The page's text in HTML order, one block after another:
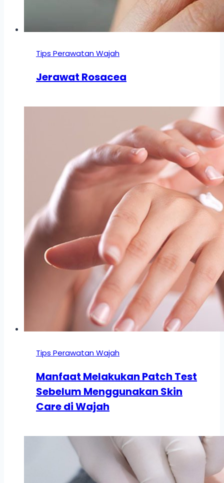
Tips Perawatan Wajah
Jerawat Rosacea
Tips Perawatan Wajah
Manfaat Melakukan Patch Test
Sebelum Menggunakan Skin
Care di Wajah